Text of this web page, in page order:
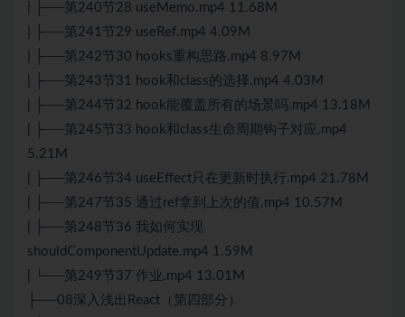
| ├──第240节28 useMemo.mp4 11.68M
| ├──第241节29 useRef.mp4 4.09M
| ├──第242节30 hooks重构思路.mp4 8.97M
| ├──第243节31 hook和class的选择.mp4 4.03M
| ├──第244节32 hook能覆盖所有的场景吗.mp4 13.18M
| ├──第245节33 hook和class生命周期钩子对应.mp4
5.21M
| ├──第246节34 useEffect只在更新时执行.mp4 21.78M
| ├──第247节35 通过ref拿到上次的值.mp4 10.57M
| ├──第248节36 我如何实现
shouldComponentUpdate.mp4 1.59M
| └──第249节37 作业.mp4 13.01M
├──08深入浅出React（第四部分）